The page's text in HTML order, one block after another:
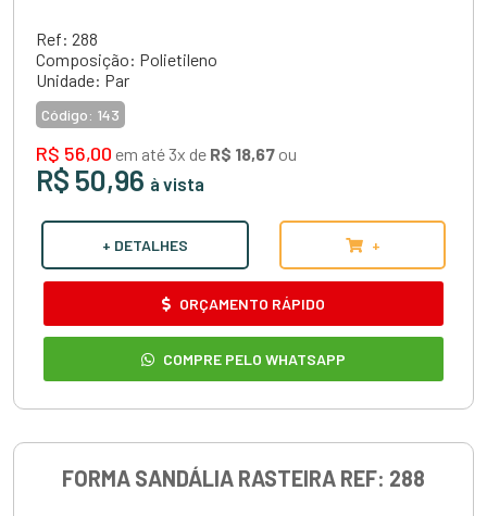
Ref: 288
Composição: Polietileno
Unidade: Par
Código: 143
R$ 56,00 em até 3x de R$ 18,67 ou
R$ 50,96 à vista
+ DETALHES +
ORÇAMENTO RÁPIDO
COMPRE PELO WHATSAPP
FORMA SANDÁLIA RASTEIRA REF: 288